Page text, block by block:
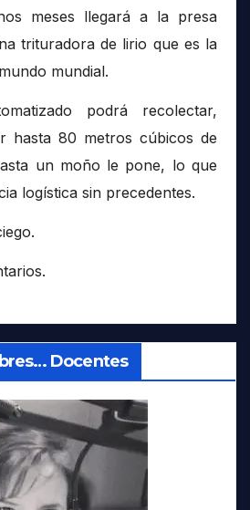
meses llegará a la presa
trituradora de lirio que es la
mundial.
podrá recolectar,
hasta 80 metros cúbicos de
un moño le pone, lo que
logística sin precedentes.
Docentes